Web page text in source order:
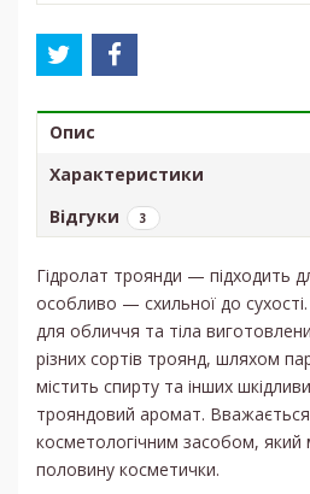
Опис
Характеристики
Відгуки
3
Гідролат троянди — підходить
особливо — схильної до
для обличчя та тіла
різних сортів троянд, шляхом
містить спирту та інших
трояндовий аромат. Вважається
косметологічним засобом, який
половину косметички.